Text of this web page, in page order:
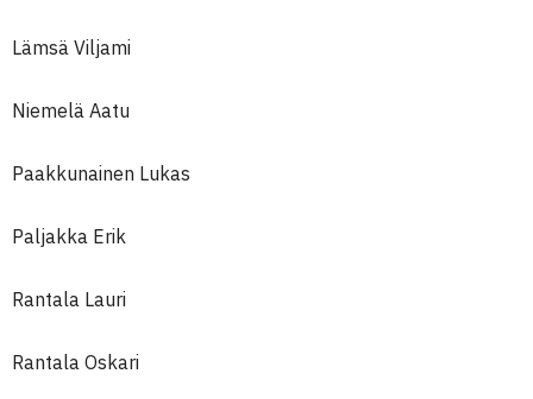
Lämsä Viljami
Niemelä Aatu
Paakkunainen Lukas
Paljakka Erik
Rantala Lauri
Rantala Oskari